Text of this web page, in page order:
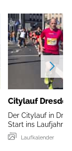
Citylauf Dresden
Der Citylauf in
Start ins Laufjahr.
Laufkalender